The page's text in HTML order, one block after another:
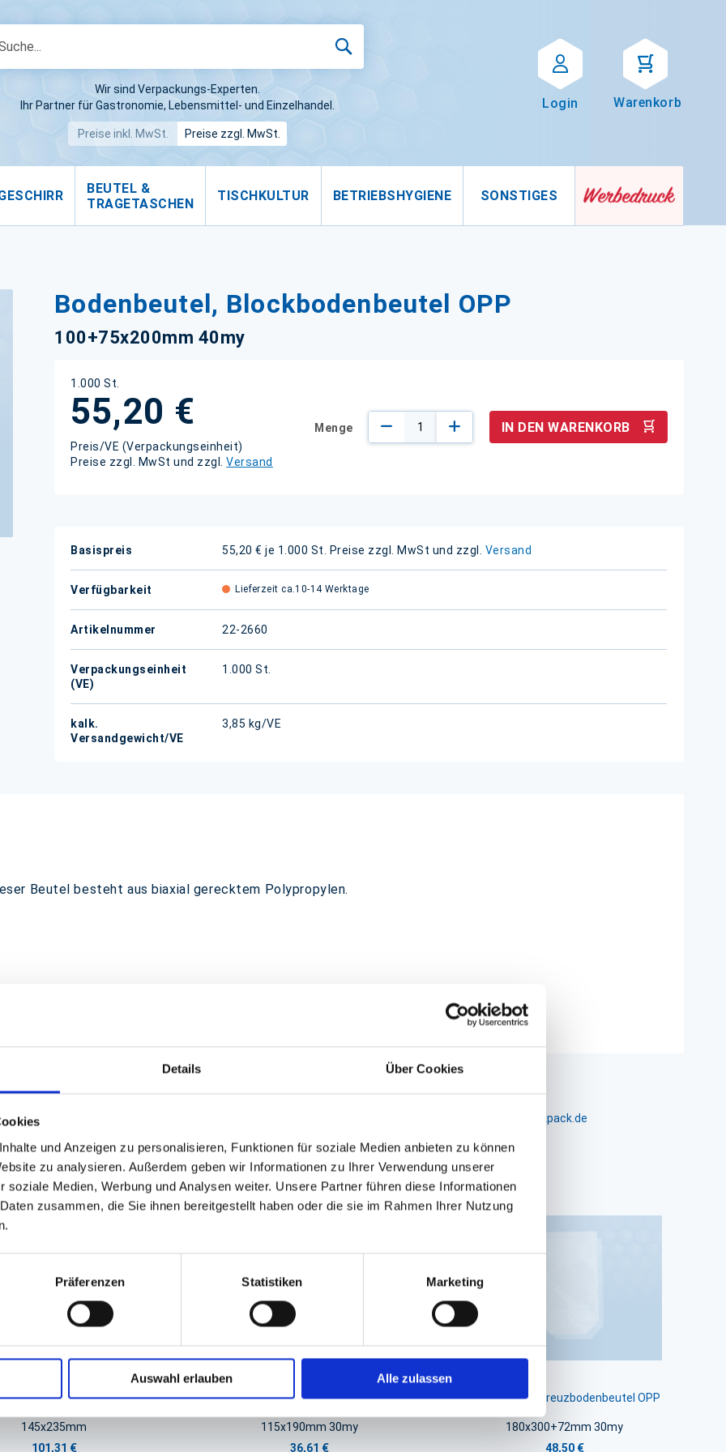
Details Über Cookies
und Anzeigen zu personalisieren, Funktionen für soziale Medien anbieten zu können
zu analysieren. Außerdem geben wir Informationen zu Ihrer Verwendung unserer
soziale Medien, Werbung und Analysen weiter. Unsere Partner führen diese Informationen
zusammen, die Sie ihnen bereitgestellt haben oder die sie im Rahmen Ihrer Nutzung
Präferenzen Statistiken Marketing
Auswahl erlauben Alle zulassen
Wir sind Verpackungs-Experten.
Ihr Partner für Gastronomie, Lebensmittel- und Einzelhandel.
Preise inkl. MwSt. Preise zzgl. MwSt.
Login Warenkorb
BEUTEL &
TRAGETASCHEN
TISCHKULTUR BETRIEBSHYGIENE SONSTIGES
Bodenbeutel, Blockbodenbeutel OPP
100+75x200mm 40my
1.000 St.
55,20 €
Preis/VE (Verpackungseinheit)
Preise zzgl. MwSt und zzgl.Versand
Menge IN DEN WARENKORB
Weitere
Basispreis 55,20 € je 1.000 St. Preise zzgl. MwSt und zzgl. Versand
Verfügbarkeit Lieferzeit ca.10-14 Werktage
Artikelnummer 22-2660
Verpackungseinheit
(VE)
1.000 St.
kalk.
Versandgewicht/VE
3,85 kg/VE
Beutel besteht aus biaxial gerecktem Polypropylen.
Produktsicherheitsverordnung: packpack.de GmbH, Am Bullhamm 24-26, D-26441 Jever, info@packpack.de
sein
Bodenbeutel Zellglas
145x235mm
101,31 €
Bodenbeutel, Kreuzbodenbeutel OPP
115x190mm 30my
36,61 €
Bodenbeutel, Kreuzbodenbeutel OPP
180x300+72mm 30my
48,50 €